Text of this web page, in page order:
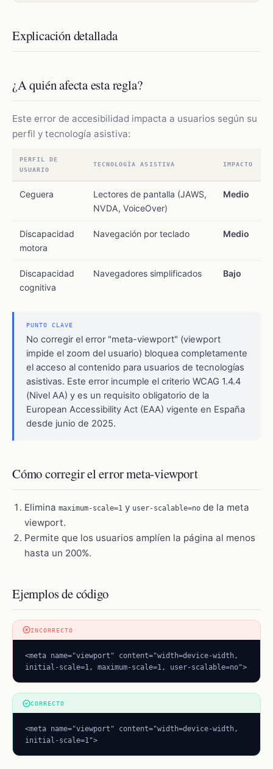
Explicación detallada
¿A quién afecta esta regla?
Este error de accesibilidad impacta a usuarios según su
perfil y tecnología asistiva:
PERFIL DE
USUARIO
TECNOLOGÍA ASISTIVA IMPACTO
Ceguera
Lectores de pantalla (JAWS,
NVDA, VoiceOver)
Medio
Discapacidad
motora
Navegación por teclado Medio
Discapacidad
cognitiva
Navegadores simplificados Bajo
PUNTO CLAVE
No corregir el error "meta-viewport" (viewport
impide el zoom del usuario) bloquea completamente
el acceso al contenido para usuarios de tecnologías
asistivas. Este error incumple el criterio WCAG 1.4.4
(Nivel AA) y es un requisito obligatorio de la
European Accessibility Act (EAA) vigente en España
desde junio de 2025.
Cómo corregir el error meta-viewport
Elimina maximum-scale=1 y user-scalable=no de la meta
viewport.
Permite que los usuarios amplíen la página al menos
hasta un 200%.
Ejemplos de código
INCORRECTO
<meta name="viewport" content="width=device-width,
initial-scale=1, maximum-scale=1, user-scalable=no">
CORRECTO
<meta name="viewport" content="width=device-width,
initial-scale=1">